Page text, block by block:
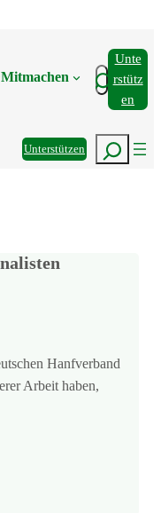
Mitmachen Suchen
Unte
Rstütz
En
UnterstützenSuchen
Hanfverband
Arbeit haben,